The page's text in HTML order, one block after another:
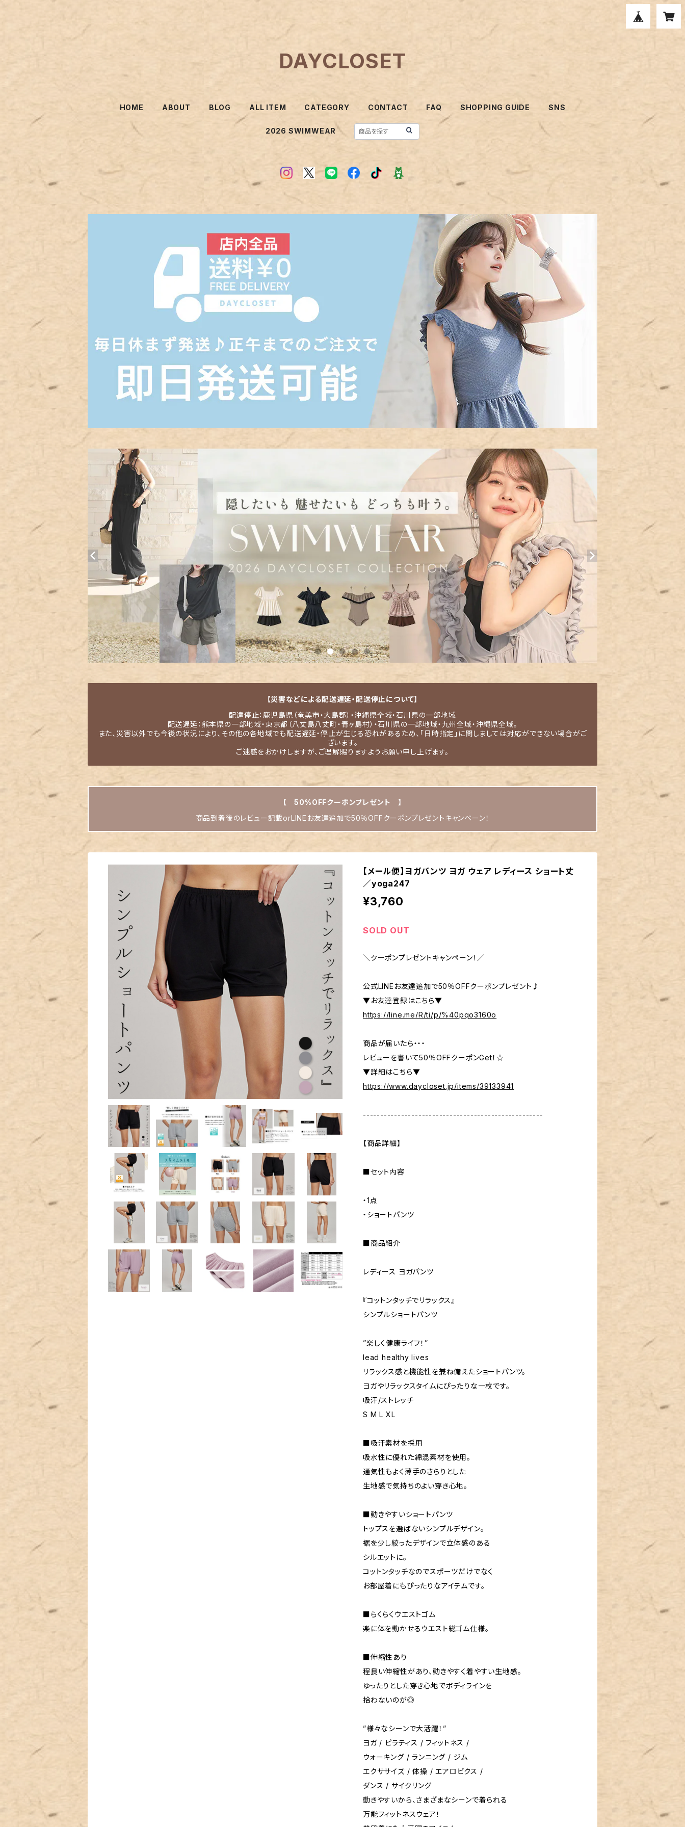
DAYCLOSET
HOME ABOUT BLOG ALL ITEM CATEGORY CONTACT FAQ SHOPPING GUIDE SNS
2026 SWIMWEAR
【災害などによる配送遅延・配送停止について】
配達停止：鹿児島県（奄美市・大島郡）・沖縄県全域・石川県の一部地域
配送遅延：熊本県の一部地域・東京都（八丈島八丈町・青ヶ島村）・石川県の一部地域・九州全域・沖縄県全域。
また、災害以外でも今後の状況により、その他の各地域でも配送遅延・停止が生じる恐れがあるため、「日時指定」に関しましては対応ができない場合がご
ざいます。
ご迷惑をおかけしますが、ご理解賜りますようお願い申し上げます。
【 50%OFFクーポンプレゼント 】
商品到着後のレビュー記載orLINEお友達追加で50％OFFクーポンプレゼントキャンペーン！
【メール便】ヨガパンツ ヨガ ウェア レディース ショート丈
／yoga247
¥3,760
SOLD OUT
＼クーポンプレゼントキャンペーン！／
公式LINEお友達追加で50％OFFクーポンプレゼント♪
▼お友達登録はこちら▼
https://line.me/R/ti/p/%40pqo3160o
商品が届いたら・・・
レビューを書いて50％OFFクーポンGet！☆
▼詳細はこちら▼
https://www.daycloset.jp/items/39133941
----------------------------------------------------
【商品詳細】
■セット内容
・1点
・ショートパンツ
■商品紹介
レディース ヨガパンツ
『コットンタッチでリラックス』
シンプルショートパンツ
”楽しく健康ライフ！”
lead healthy lives
リラックス感と機能性を兼ね備えたショートパンツ。
ヨガやリラックスタイムにぴったりな一枚です。
吸汗/ストレッチ
S M L XL
■吸汗素材を採用
吸水性に優れた綿混素材を使用。
通気性もよく薄手のさらりとした
生地感で気持ちのよい穿き心地。
■動きやすいショートパンツ
トップスを選ばないシンプルデザイン。
裾を少し絞ったデザインで立体感のある
シルエットに。
コットンタッチなのでスポーツだけでなく
お部屋着にもぴったりなアイテムです。
■らくらくウエストゴム
楽に体を動かせるウエスト総ゴム仕様。
■伸縮性あり
程良い伸縮性があり、動きやすく着やすい生地感。
ゆったりとした穿き心地でボディラインを
拾わないのが◎
”様々なシーンで大活躍！”
ヨガ / ピラティス / フィットネス /
ウォーキング / ランニング / ジム
エクササイズ / 体操 / エアロビクス /
ダンス / サイクリング
動きやすいから、さまざまなシーンで着られる
万能フィットネスウェア！